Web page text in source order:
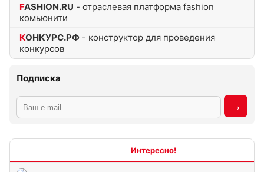
FASHION.RU - отраслевая платформа fashion
комьюнити
КОНКУРС.РФ - конструктор для проведения
конкурсов
Подписка